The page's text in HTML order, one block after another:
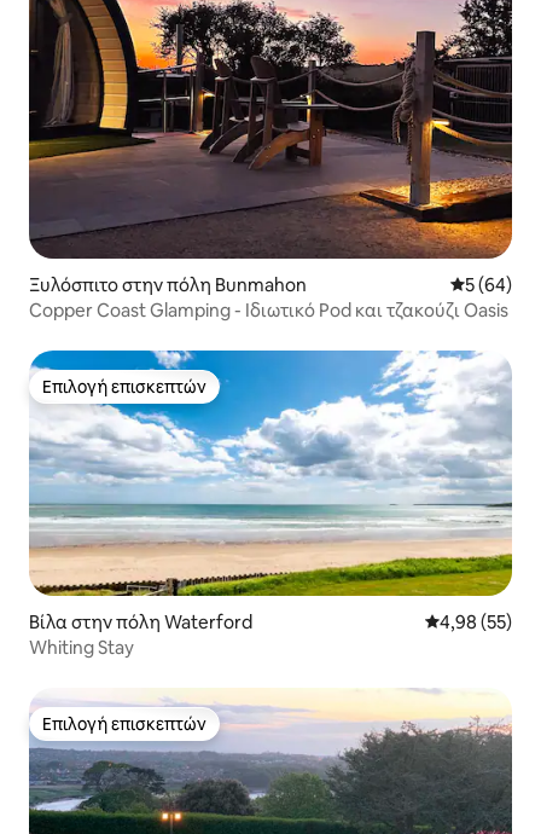
Ξυλόσπιτο στην πόλη Bunmahon Μέση
5 (64)
Copper Coast Glamping - Ιδιωτικό Pod και τζακούζι Oasis
Επιλογή επισκεπτών
Επιλογή επισκεπτών
Βίλα στην πόλη Waterford Μέση
4,98 (55)
Whiting Stay
Επιλογή επισκεπτών
Επιλογή επισκεπτών